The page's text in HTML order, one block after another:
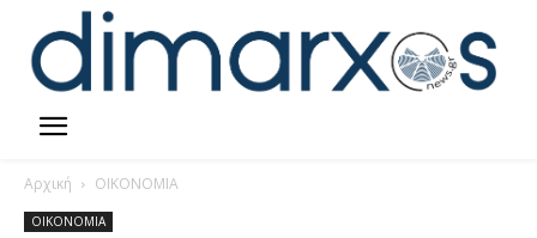
Αρχική ΟΙΚΟΝΟΜΙΑ
ΟΙΚΟΝΟΜΙΑ